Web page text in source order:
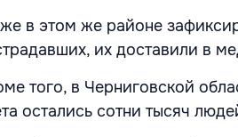
в этом же районе
их доставили в
того, в Черниговской
остались сотни тысяч